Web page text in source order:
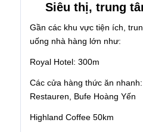
Siêu thị, trung
Gần các khu vực tiện ích,
uống nhà hàng lớn như:
Royal Hotel: 300m
Các cửa hàng thức ăn
Restauren, Bufe Hoàng Yến
Highland Coffee 50km